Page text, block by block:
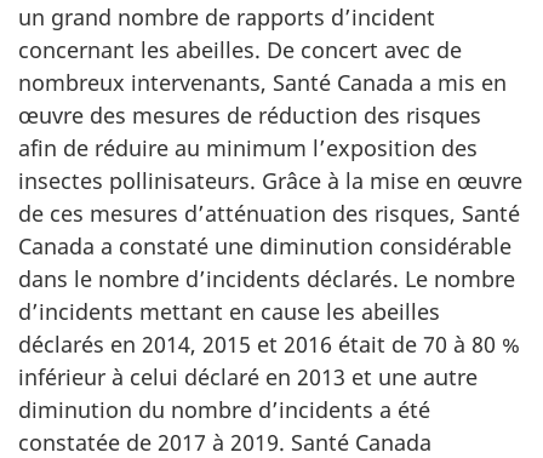
un grand nombre de rapports d’incident
concernant les abeilles. De concert avec de
nombreux intervenants, Santé Canada a mis en
œuvre des mesures de réduction des risques
afin de réduire au minimum l’exposition des
insectes pollinisateurs. Grâce à la mise en œuvre
de ces mesures d’atténuation des risques, Santé
Canada a constaté une diminution considérable
dans le nombre d’incidents déclarés. Le nombre
d’incidents mettant en cause les abeilles
déclarés en 2014, 2015 et 2016 était de 70 à 80 %
inférieur à celui déclaré en 2013 et une autre
diminution du nombre d’incidents a été
constatée de 2017 à 2019. Santé Canada